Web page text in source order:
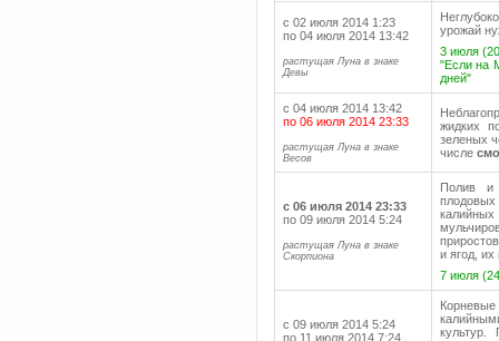
с 02 июля 2014 1:23
по 04 июля 2014 13:42
растущая Луна в знаке
Девы
урожай
3 июля
"Если на
дней"
с 04 июля 2014 13:42
по 06 июля 2014 23:33
растущая Луна в знаке
Весов
жидких
зеленых
числе
с 06 июля 2014 23:33
по 09 июля 2014 5:24
растущая Луна в знаке
Скорпиона
Полив и
плодовых
и ягод, их
7 июля
с 09 июля 2014 5:24
по 11 июля 2014 7:24
культур.